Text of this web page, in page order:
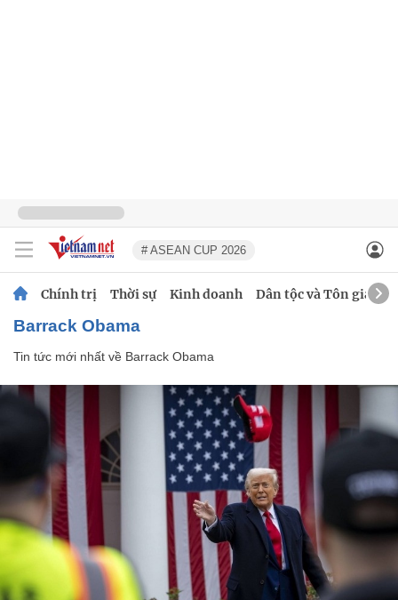
# ASEAN CUP 2026
Chính trị Thời sự Kinh doanh Dân tộc và Tôn giáo
Barrack Obama
Tin tức mới nhất về Barrack Obama